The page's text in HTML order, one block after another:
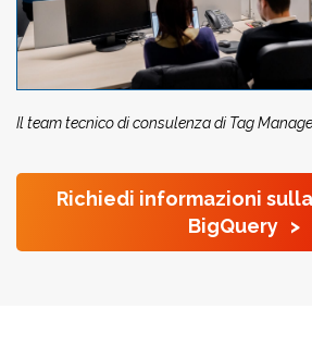
Il team tecnico di consulenza di Tag
Richiedi informazioni
BigQuery >